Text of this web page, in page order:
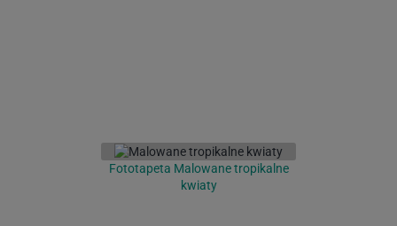
Fototapeta Malowane tropikalne
kwiaty